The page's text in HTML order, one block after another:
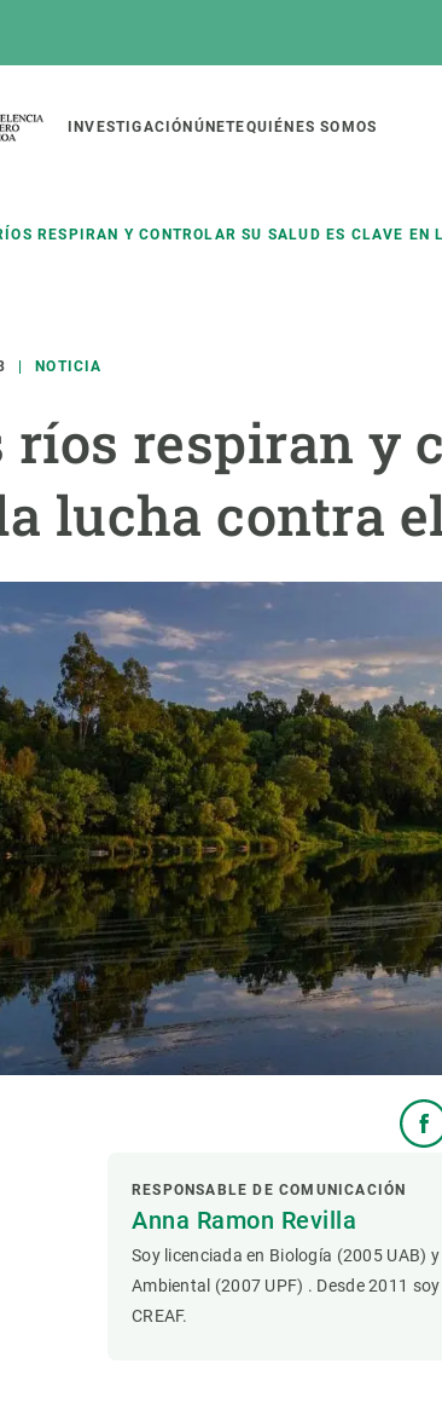
Main
navigation
INVESTIGACIÓN ÚNETEQUIÉNES SOMOS
RESPIRAN Y CONTROLAR SU SALUD ES CLAVE
NOTICIA
ríos respiran y
lucha contra
RESPONSABLE DE COMUNICACIÓN
Anna Ramon Revilla
Soy licenciada en Biología (2005 UAB)
Ambiental (2007 UPF) . Desde 2011
CREAF.
(EDI)
conocimiento
Biodiversidad
Cambio global
Funcionamento de ecosistemas
Temas transversales
Synthesis Actions